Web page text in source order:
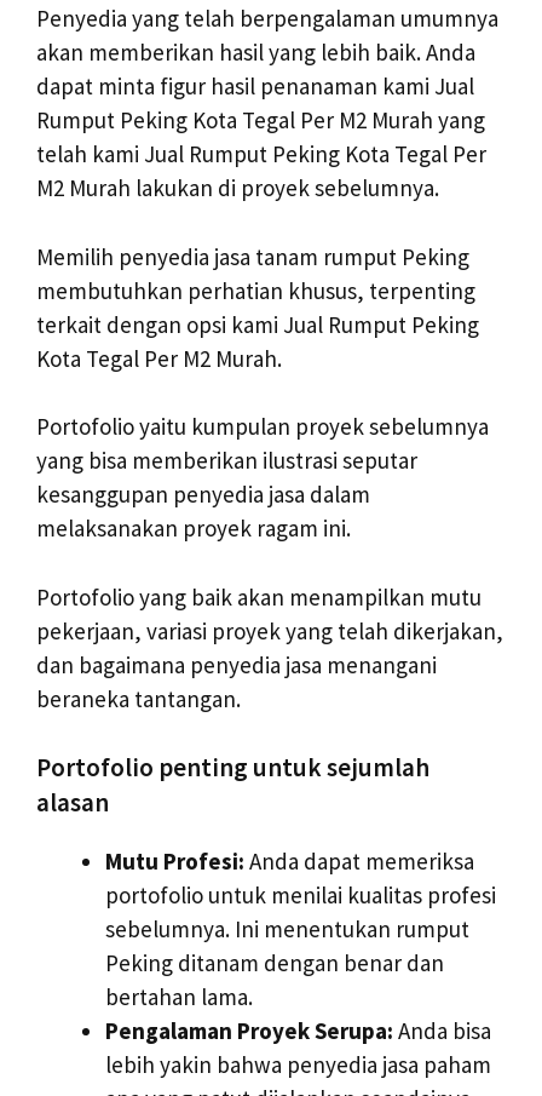
Penyedia yang telah berpengalaman umumnya
akan memberikan hasil yang lebih baik. Anda
dapat minta figur hasil penanaman kami Jual
Rumput Peking Kota Tegal Per M2 Murah yang
telah kami Jual Rumput Peking Kota Tegal Per
M2 Murah lakukan di proyek sebelumnya.
Memilih penyedia jasa tanam rumput Peking
membutuhkan perhatian khusus, terpenting
terkait dengan opsi kami Jual Rumput Peking
Kota Tegal Per M2 Murah.
Portofolio yaitu kumpulan proyek sebelumnya
yang bisa memberikan ilustrasi seputar
kesanggupan penyedia jasa dalam
melaksanakan proyek ragam ini.
Portofolio yang baik akan menampilkan mutu
pekerjaan, variasi proyek yang telah dikerjakan,
dan bagaimana penyedia jasa menangani
beraneka tantangan.
Portofolio penting untuk sejumlah
alasan
Mutu Profesi: Anda dapat memeriksa
portofolio untuk menilai kualitas profesi
sebelumnya. Ini menentukan rumput
Peking ditanam dengan benar dan
bertahan lama.
Pengalaman Proyek Serupa: Anda bisa
lebih yakin bahwa penyedia jasa paham